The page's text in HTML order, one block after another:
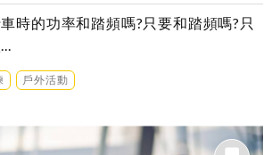
時的功率和踏頻嗎?只要和踏頻嗎?只
戶外活動